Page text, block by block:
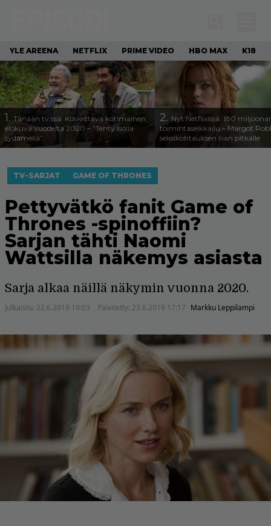
YLE AREENA NETFLIX PRIME VIDEO HBO MAX K18
1. Tänään tv:ssä: Koskettava kotimainen
elokuva vuodelta 2020 – ”Tehty isolla
sydämellä”
2. Nyt Netflixissä: 180
toimintaseikkailu – Margot
seksikohtauksen liian pitkälle
TV-SARJAT GAME OF THRONES
Pettyvätkö fanit Game of
Thrones -spinoffiin?
Sarjan tähti Naomi
Wattsilla näkemys asiasta
Sarja alkaa näillä näkymin vuonna 2020.
Julkaistu: 22.6.2019 19:03 Päivitetty: 23.6.2019 17:17 Markku Leppilampi